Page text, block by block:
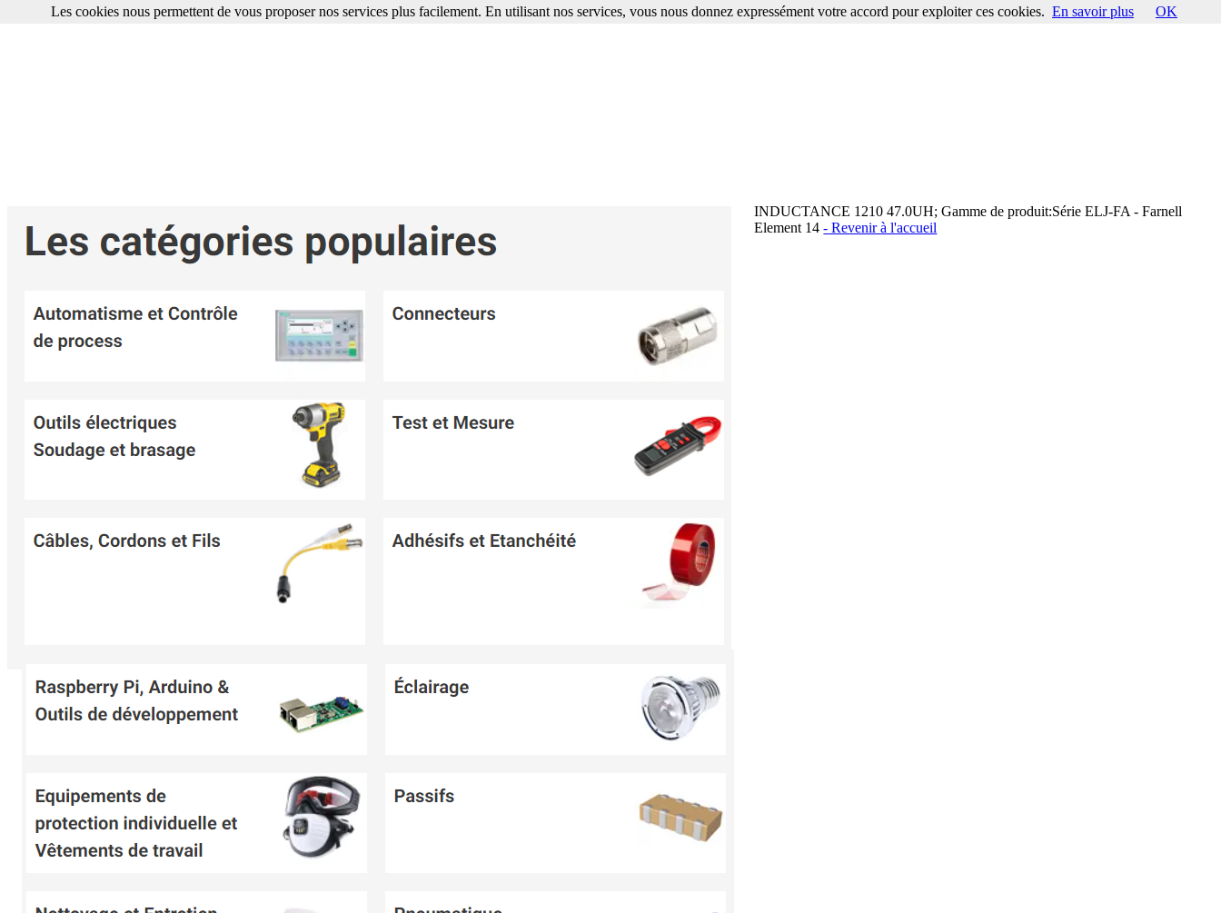
INDUCTANCE 1210 47.0UH; Gamme de produit:Série ELJ-FA - Farnell
Element 14- Revenir à l'accueil
Les cookies nous permettent de vous proposer nos services plus facilement. En utilisant nos services, vous nous donnez expressément votre accord pour exploiter ces cookies. En savoir plus OK